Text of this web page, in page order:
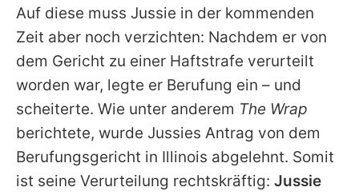
Auf diese muss Jussie in der kommenden
Zeit aber noch verzichten: Nachdem er von
dem Gericht zu einer Haftstrafe verurteilt
worden war, legte er Berufung ein – und
scheiterte. Wie unter anderem The Wrap
berichtete, wurde Jussies Antrag von dem
Berufungsgericht in Illinois abgelehnt. Somit
ist seine Verurteilung rechtskräftig: Jussie